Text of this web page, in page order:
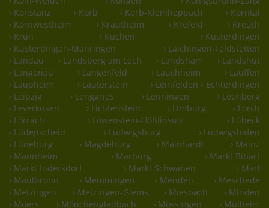
› Konstanz
› Korb › Korb-Kleinheppach
› Korntal
› Kornwestheim
› Krautheim › Krefeld
› Kreuth
› Krün
› Kuchen
› Kusterdingen
› Kusterdingen-Mähringen
› Laichingen-Feldstetten
› Landau
› Landsberg am Lech › Landsham
› Landshut
› Langenau
› Langenfeld › Lauchheim
› Lauffen
› Laupheim
› Lauterstein
› Leinfelden - Echterdingen
› Leipzig
› Lenggries › Lenningen
› Leonberg
› Leverkusen
› Lichtenstein › Limburg
› Lorch
› Lörrach
› Löwenstein-Hößlinsulz
› Lübeck
› Lüdenscheid
› Ludwigsburg
› Ludwigshafen
› Lüneburg
› Magdeburg › Mainhardt
› Mainz
› Mannheim
› Marburg
› Markt Bibart
› Markt Indersdorf
› Markt Schwaben
› Marl
› Maulbronn
› Memmingen › Menden
› Meschede
› Metzingen
› Metzingen-Glems › Miesbach
› Minden
› Moers
› Mönchengladbach › Mössingen
› Mülheim